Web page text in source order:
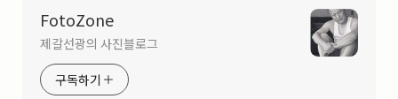
FotoZone
제갈선광의 사진블로그
구독하기